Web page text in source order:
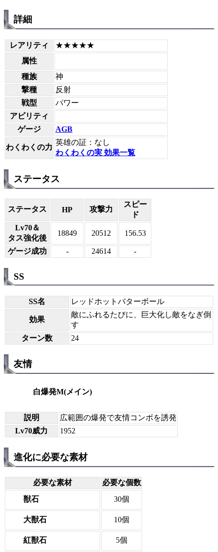
詳細
レアリティ
★★★★★
属性
種族
神
撃種
反射
戦型
パワー
アビリティ
ゲージ
AGB
わくわくの力
英雄の証：なし
わくわくの実 効果一覧
ステータス
ステータス HP 攻撃力
スピー
ド
Lv70＆
タス強化後
18849 20512 156.53
ゲージ成功 - 24614 -
SS
SS名 レッドホットバターボール
効果
敵にふれるたびに、巨大化し敵をなぎ倒
す
ターン数
24
友情
白爆発M(メイン)
説明
広範囲の爆発で友情コンボを誘発
Lv70威力
1952
進化に必要な素材
必要な素材
必要な個数
獣石
30個
大獣石 10個
紅獣石 5個